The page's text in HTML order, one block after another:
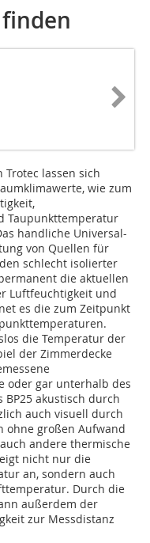
Trotec lassen sich
wie zum
Taupunkttemperatur
handliche Universal-
von Quellen für
schlecht isolierter
die aktuellen
Luftfeuchtigkeit und
es die zum Zeitpunkt
die Temperatur der
der Zimmerdecke
oder gar unterhalb des
akustisch durch
auch visuell durch
ohne großen Aufwand
andere thermische
nicht nur die
an, sondern auch
Durch die
außerdem der
zur Messdistanz